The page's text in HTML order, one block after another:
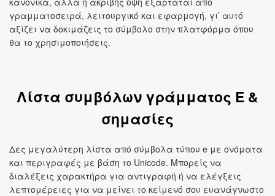
γραμματοσειρά, λειτουργικό και εφαρμογή, γι’ αυτό
αξίζει να δοκιμάζεις το σύμβολο στην πλατφόρμα όπου
θα το χρησιμοποιήσεις.
Λίστα συμβόλων γράμματος E &
σημασίες
Δες μεγαλύτερη λίστα από σύμβολα τύπου e με ονόματα
και περιγραφές με βάση το Unicode. Μπορείς να
διαλέξεις χαρακτήρα για αντιγραφή ή να ελέγξεις
λεπτομέρειες για να μείνει το κείμενό σου ευανάγνωστο